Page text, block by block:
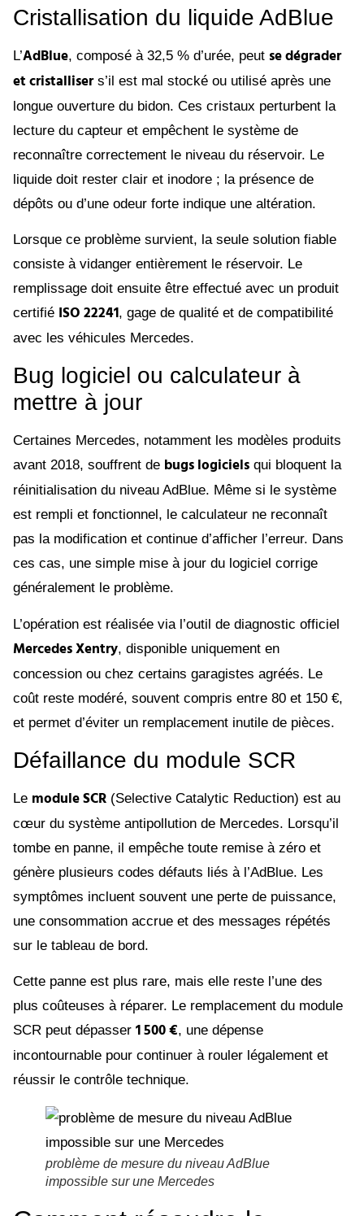
Cristallisation du liquide AdBlue
L’AdBlue, composé à 32,5 % d’urée, peut se dégrader
et cristallisers’il est mal stocké ou utilisé après une
longue ouverture du bidon. Ces cristaux perturbent la
lecture du capteur et empêchent le système de
reconnaître correctement le niveau du réservoir. Le
liquide doit rester clair et inodore ; la présence de
dépôts ou d’une odeur forte indique une altération.
Lorsque ce problème survient, la seule solution fiable
consiste à vidanger entièrement le réservoir. Le
remplissage doit ensuite être effectué avec un produit
certifié ISO 22241, gage de qualité et de compatibilité
avec les véhicules Mercedes.
Bug logiciel ou calculateur à
mettre à jour
Certaines Mercedes, notamment les modèles produits
avant 2018, souffrent de bugs logiciels qui bloquent la
réinitialisation du niveau AdBlue. Même si le système
est rempli et fonctionnel, le calculateur ne reconnaît
pas la modification et continue d’afficher l’erreur. Dans
ces cas, une simple mise à jour du logiciel corrige
généralement le problème.
L’opération est réalisée via l’outil de diagnostic officiel
Mercedes Xentry, disponible uniquement en
concession ou chez certains garagistes agréés. Le
coût reste modéré, souvent compris entre 80 et 150 €,
et permet d’éviter un remplacement inutile de pièces.
Défaillance du module SCR
Le module SCR (Selective Catalytic Reduction) est au
cœur du système antipollution de Mercedes. Lorsqu’il
tombe en panne, il empêche toute remise à zéro et
génère plusieurs codes défauts liés à l’AdBlue. Les
symptômes incluent souvent une perte de puissance,
une consommation accrue et des messages répétés
sur le tableau de bord.
Cette panne est plus rare, mais elle reste l’une des
plus coûteuses à réparer. Le remplacement du module
SCR peut dépasser 1 500 €, une dépense
incontournable pour continuer à rouler légalement et
réussir le contrôle technique.
problème de mesure du niveau AdBlue
impossible sur une Mercedes